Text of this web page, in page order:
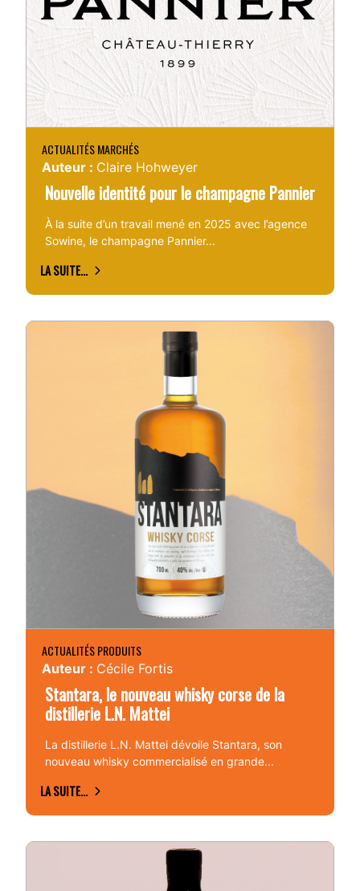
ACTUALITÉS MARCHÉS
Auteur : Claire Hohweyer
Nouvelle identité pour le champagne Pannier
À la suite d’un travail mené en 2025 avec l’agence
Sowine, le champagne Pannier...
LA SUITE...
ACTUALITÉS PRODUITS
Auteur : Cécile Fortis
Stantara, le nouveau whisky corse de la
distillerie L.N. Mattei
La distillerie L.N. Mattei dévoile Stantara, son
nouveau whisky commercialisé en grande...
LA SUITE...